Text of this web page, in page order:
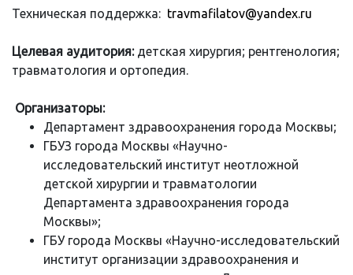
Техническая поддержка: travmafilatov@yandex.ru
Целевая аудитория: детская хирургия; рентгенология;
травматология и ортопедия.
Организаторы:
Департамент здравоохранения города Москвы;
ГБУЗ города Москвы «Научно-
исследовательский институт неотложной
детской хирургии и травматологии
Департамента здравоохранения города
Москвы»;
ГБУ города Москвы «Научно-исследовательский
институт организации здравоохранения и